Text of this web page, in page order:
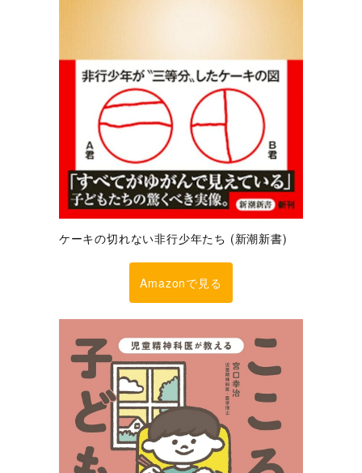
ケーキの切れない非行少年たち (新潮新書)
Amazonで見る